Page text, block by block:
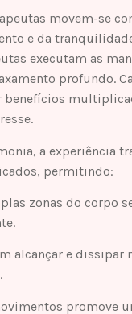
movem-se
e da
executam as
profundo.
benefícios
a experiência
permitindo:
zonas do corpo
alcançar e
promove